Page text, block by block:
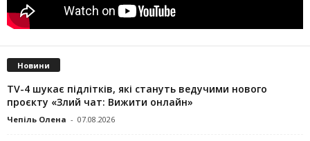
Новини
TV-4 шукає підлітків, які стануть ведучими нового
проєкту «Злий чат: Вижити онлайн»
Чепіль Олена - 07.08.2026